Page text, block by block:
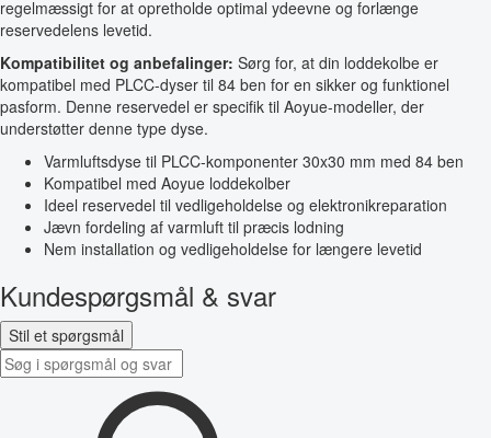
regelmæssigt for at opretholde optimal ydeevne og forlænge
reservedelens levetid.
Kompatibilitet og anbefalinger: Sørg for, at din loddekolbe er
kompatibel med PLCC-dyser til 84 ben for en sikker og funktionel
pasform. Denne reservedel er specifik til Aoyue-modeller, der
understøtter denne type dyse.
Varmluftsdyse til PLCC-komponenter 30x30 mm med 84 ben
Kompatibel med Aoyue loddekolber
Ideel reservedel til vedligeholdelse og elektronikreparation
Jævn fordeling af varmluft til præcis lodning
Nem installation og vedligeholdelse for længere levetid
Kundespørgsmål & svar
Stil et spørgsmål